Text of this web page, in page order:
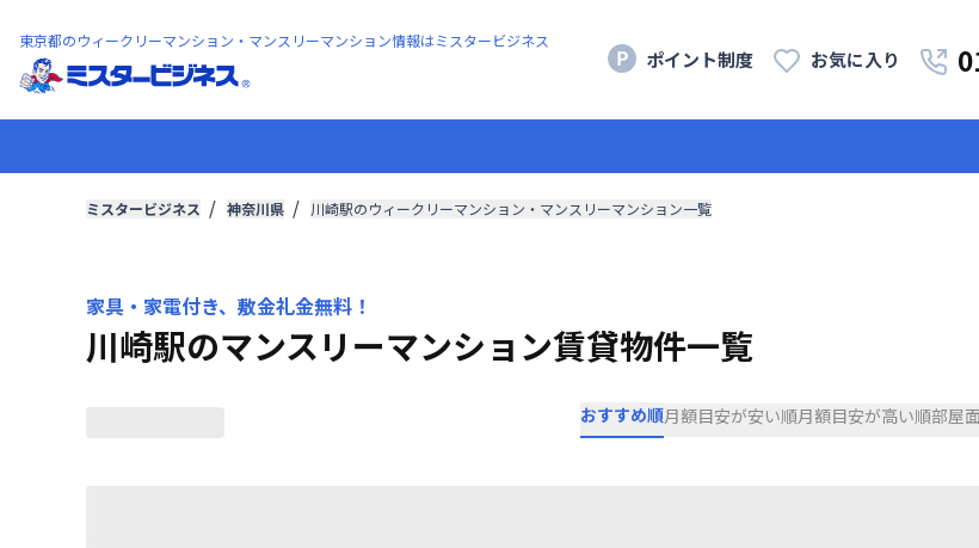
東京都のウィークリーマンション・マンスリーマンション情報はミスタービジネス
ポイント制度 お気に入り
ミスタービジネス 神奈川県 川崎駅のウィークリーマンション・マンスリーマンション一覧
家具・家電付き、敷金礼金無料！
川崎駅のマンスリーマンション賃貸物件一覧
おすすめ順月額目安が安い順月額目安が高い順部屋